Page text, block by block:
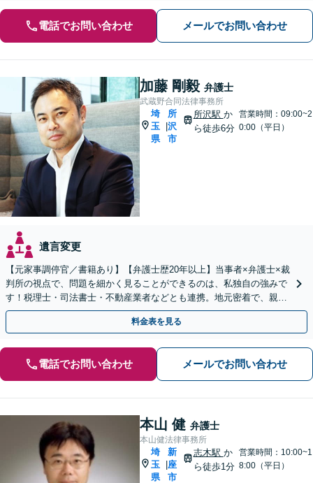
電話でお問い合わせ メールでお問い合わせ
加藤 剛毅 弁護士
武蔵野合同法律事務所
埼
玉
県
所
沢
市
所沢駅 か
ら徒歩6分
営業時間：09:00~2
0:00（平日）
遺言変更
【元家事調停官／書籍あり】【弁護士歴20年以上】当事者×弁護士×裁
判所の視点で、問題を細かく見ることができるのは、私独自の強みで
す！税理士・司法書士・不動産業者などとも連携。地元密着で、親切
＆丁寧にお悩みに寄り添います【所沢駅6分】
料金表を見る
電話でお問い合わせ メールでお問い合わせ
本山 健 弁護士
本山健法律事務所
埼
玉
県
新
座
市
志木駅 か
ら徒歩1分
営業時間：10:00~1
8:00（平日）